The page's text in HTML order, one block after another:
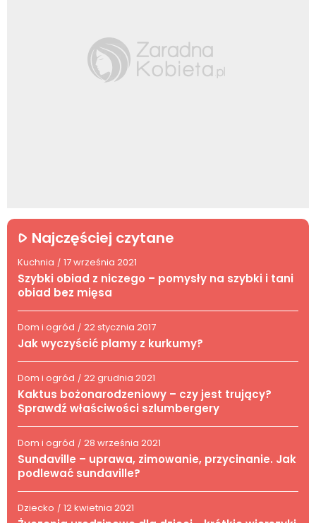
Najczęściej czytane
Kuchnia / 17 września 2021
Szybki obiad z niczego – pomysły na szybki i tani
obiad bez mięsa
Dom i ogród / 22 stycznia 2017
Jak wyczyścić plamy z kurkumy?
Dom i ogród / 22 grudnia 2021
Kaktus bożonarodzeniowy – czy jest trujący?
Sprawdź właściwości szlumbergery
Dom i ogród / 28 września 2021
Sundaville – uprawa, zimowanie, przycinanie. Jak
podlewać sundaville?
Dziecko / 12 kwietnia 2021